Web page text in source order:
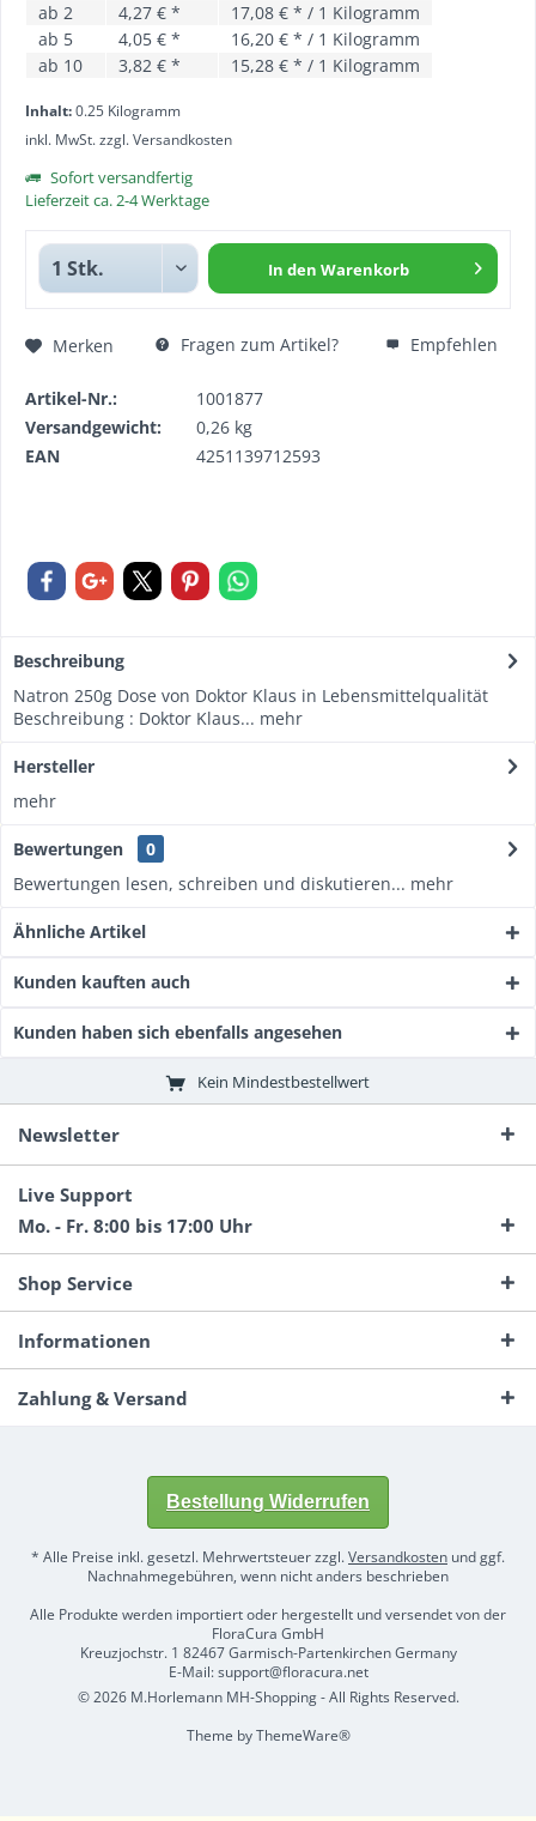
ab 2 4,27 € *
17,08 € * / 1 Kilogramm
ab 5 4,05 € *
16,20 € * / 1 Kilogramm
ab 10 3,82 € * 15,28 € * / 1 Kilogramm
Inhalt:0.25 Kilogramm
inkl. MwSt.zzgl. Versandkosten
Sofort versandfertig
Lieferzeit ca. 2-4 Werktage
In den Warenkorb
Merken Fragen zum Artikel? Empfehlen
Artikel-Nr.:
1001877
Versandgewicht:
0,26 kg
EAN
4251139712593
Beschreibung
Natron 250g Dose von Doktor Klaus in Lebensmittelqualität
Beschreibung : Doktor Klaus... mehr
Hersteller
mehr
Bewertungen
0
Bewertungen lesen, schreiben und diskutieren... mehr
Ähnliche Artikel
Kunden kauften auch
Kunden haben sich ebenfalls angesehen
Kein Mindestbestellwert
Newsletter
Live Support
Mo. - Fr. 8:00 bis 17:00 Uhr
Shop Service
Informationen
Zahlung & Versand
Bestellung Widerrufen
* Alle Preise inkl. gesetzl. Mehrwertsteuer zzgl.Versandkosten und ggf.
Nachnahmegebühren, wenn nicht anders beschrieben
Alle Produkte werden importiert oder hergestellt und versendet von der
FloraCura GmbH
Kreuzjochstr. 1 82467 Garmisch-Partenkirchen Germany
E-Mail: support@floracura.net
© 2026 M.Horlemann MH-Shopping - All Rights Reserved.
Theme byThemeWare®